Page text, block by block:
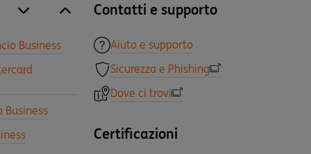
site.accordion.apri [it-IT] Tutti i prodotti
Chiudi Tutti i prodotti
Business
Business
Contatti e supporto
Aiuto e supporto
Sicurezza e Phishing
Dove ci trovi
Certificazioni